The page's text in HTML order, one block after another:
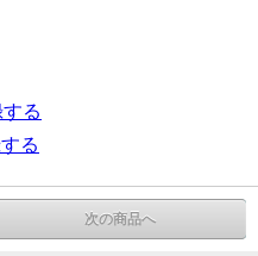
る
る
次の商品へ